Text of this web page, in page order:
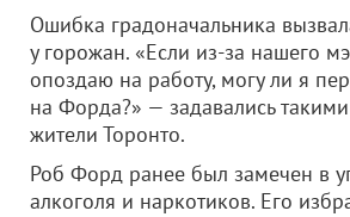
Ошибка градоначальника
у горожан. «Если из-за нашего
опоздаю на работу, могу ли я
на Форда?» — задавались
жители Торонто.
Роб Форд ранее был замечен в
алкоголя и наркотиков. Его